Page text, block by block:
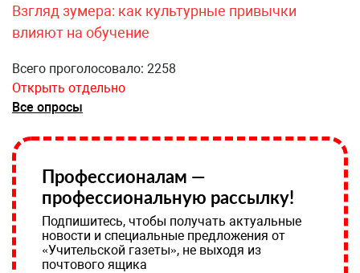
Взгляд зумера: как культурные привычки
влияют на обучение
Всего проголосовало: 2258
Открыть отдельно
Все опросы
Профессионалам —
профессиональную рассылку!
Подпишитесь, чтобы получать актуальные
новости и специальные предложения от
«Учительской газеты», не выходя из
почтового ящика